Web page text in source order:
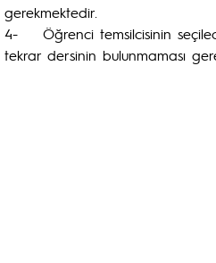
gerekmektedir.
4- Öğrenci temsilcisinin
tekrar dersinin bulunmaması